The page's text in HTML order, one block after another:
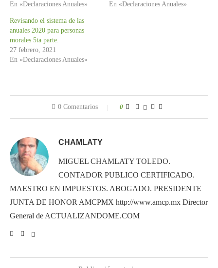
En «Declaraciones Anuales»
En «Declaraciones Anuales»
Revisando el sistema de las
anuales 2020 para personas
morales 5ta parte.
27 febrero, 2021
En «Declaraciones Anuales»
0 Comentarios 0
CHAMLATY
MIGUEL CHAMLATY TOLEDO.
CONTADOR PUBLICO CERTIFICADO.
MAESTRO EN IMPUESTOS. ABOGADO. PRESIDENTE
JUNTA DE HONOR AMCPMX http://www.amcp.mx Director
General de ACTUALIZANDOME.COM